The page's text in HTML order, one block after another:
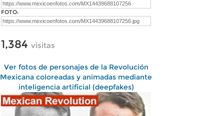
FOTO:
1,384 visitas
Ver fotos de personajes de la Revolución
Mexicana coloreadas y animadas mediante
inteligencia artificial (deepfakes)